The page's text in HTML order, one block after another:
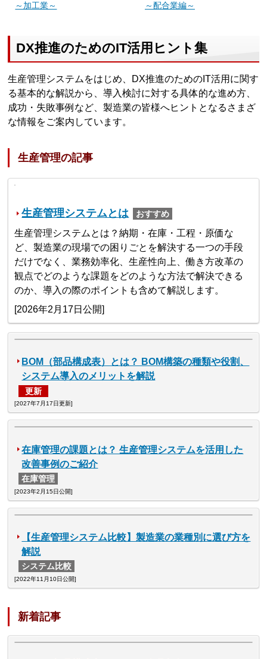
～加工業～
～配合業編～
DX推進のためのIT活用ヒント集
生産管理システムをはじめ、DX推進のためのIT活用に関す
る基本的な解説から、導入検討に対する具体的な進め方、
成功・失敗事例など、製造業の皆様へヒントとなるさまざ
な情報をご案内しています。
生産管理の記事
生産管理システムとは おすすめ
生産管理システムとは？納期・在庫・工程・原価な
ど、製造業の現場での困りごとを解決する一つの手段
だけでなく、業務効率化、生産性向上、働き方改革の
観点でどのような課題をどのような方法で解決できる
のか、導入の際のポイントも含めて解説します。
[2026年2月17日公開]
BOM（部品構成表）とは？ BOM構築の種類や役割、
システム導入のメリットを解説
更新
[2027年7月17日更新]
在庫管理の課題とは？ 生産管理システムを活用した
改善事例のご紹介
在庫管理
[2023年2月15日公開]
【生産管理システム比較】製造業の業種別に選び方を
解説
システム比較
[2022年11月10日公開]
新着記事